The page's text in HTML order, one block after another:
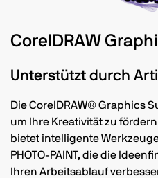
CorelDRAW
Unterstützt durch
Die CorelDRAW® Graphics
um Ihre Kreativität zu
bietet intelligente
PHOTO-PAINT, die die
Ihren Arbeitsablauf